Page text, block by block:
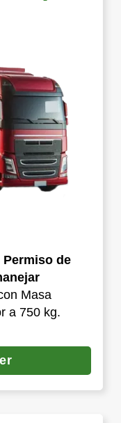
Permiso de
Masa
a 750 kg.